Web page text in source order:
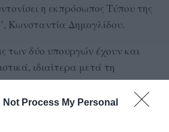
Not Process My Personal
η εκπρόσωπος Τύπου της
Κωνσταντία Δημογλίδου.
των δύο υπουργών έχουν και
ιδιαίτερα μετά τη
πρωθυπουργού Αντώνη Σαμαρά